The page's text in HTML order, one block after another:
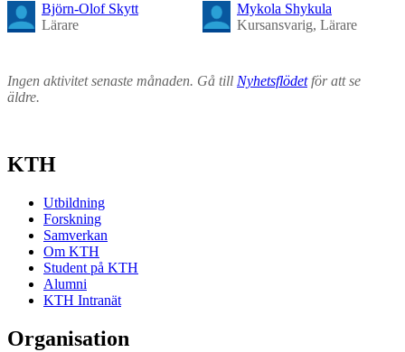
Björn-Olof Skytt
Lärare
Mykola Shykula
Kursansvarig, Lärare
Ingen aktivitet senaste månaden. Gå till Nyhetsflödetför att se
äldre.
KTH
Utbildning
Forskning
Samverkan
Om KTH
Student på KTH
Alumni
KTH Intranät
Organisation